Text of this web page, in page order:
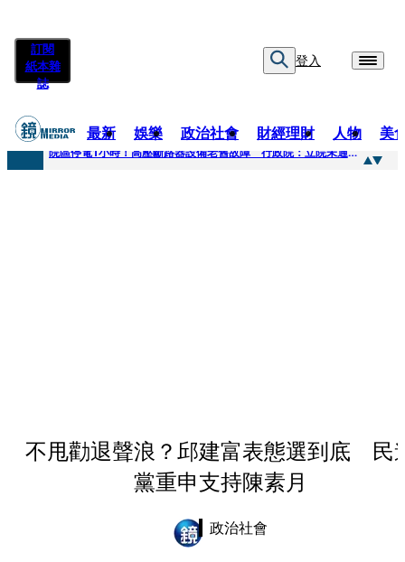
訂閱
紙本雜
誌
登入
最新 娛樂 政治社會 財經理財 人物 美
快訊
院區停電1小時！高壓斷路器設備老舊故障 行政院：立院未通過預算
不甩勸退聲浪？邱建富表態選到底 民
黨重申支持陳素月
政治社會